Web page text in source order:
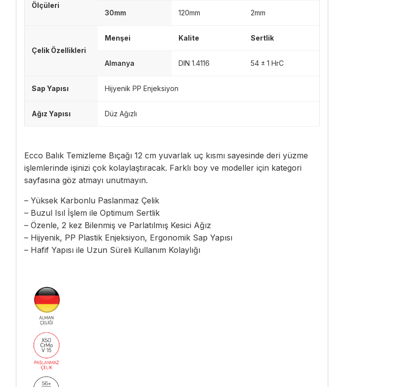
Ölçüleri
30mm 120mm 2mm
Çelik Özellikleri
Menşei Kalite Sertlik
Almanya DIN 1.4116 54 ± 1 HrC
Sap Yapısı Hijyenik PP Enjeksiyon
Ağız Yapısı Düz Ağızlı
Ecco Balık Temizleme Bıçağı 12 cm yuvarlak uç kısmı sayesinde deri yüzme
işlemlerinde işinizi çok kolaylaştıracak. Farklı boy ve modeller için kategori
sayfasına göz atmayı unutmayın.
– Yüksek Karbonlu Paslanmaz Çelik
– Buzul Isıl İşlem ile Optimum Sertlik
– Özenle, 2 kez Bilenmiş ve Parlatılmış Kesici Ağız
– Hijyenik, PP Plastik Enjeksiyon, Ergonomik Sap Yapısı
– Hafif Yapısı ile Uzun Süreli Kullanım Kolaylığı